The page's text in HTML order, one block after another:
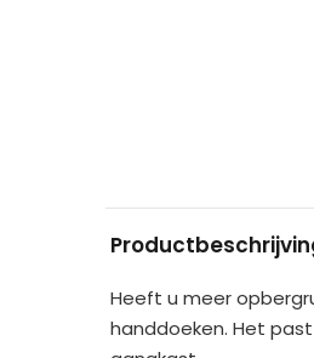
Heeft u meer
handdoeken. Het